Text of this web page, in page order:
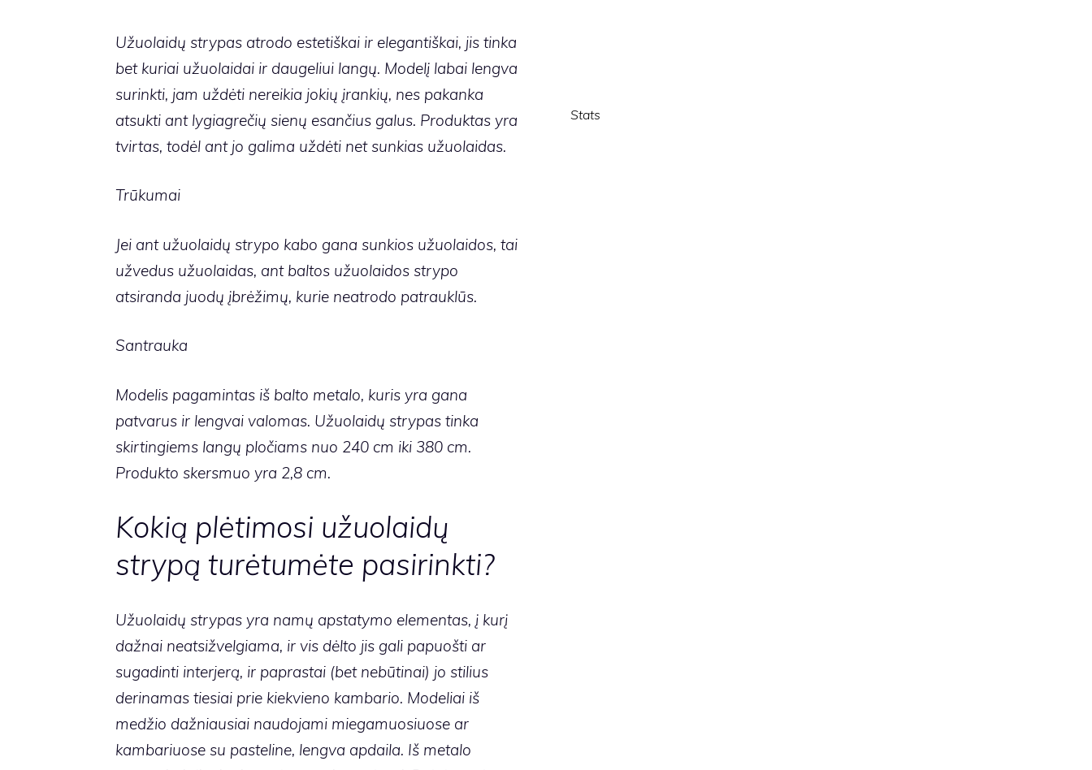
Užuolaidų strypas atrodo estetiškai ir elegantiškai, jis tinka
bet kuriai užuolaidai ir daugeliui langų. Modelį labai lengva
surinkti, jam uždėti nereikia jokių įrankių, nes pakanka
atsukti ant lygiagrečių sienų esančius galus. Produktas yra
tvirtas, todėl ant jo galima uždėti net sunkias užuolaidas.
Trūkumai
Jei ant užuolaidų strypo kabo gana sunkios užuolaidos, tai
užvedus užuolaidas, ant baltos užuolaidos strypo
atsiranda juodų įbrėžimų, kurie neatrodo patrauklūs.
Santrauka
Modelis pagamintas iš balto metalo, kuris yra gana
patvarus ir lengvai valomas. Užuolaidų strypas tinka
skirtingiems langų pločiams nuo 240 cm iki 380 cm.
Produkto skersmuo yra 2,8 cm.
Kokią plėtimosi užuolaidų
strypą turėtumėte pasirinkti?
Užuolaidų strypas yra namų apstatymo elementas, į kurį
dažnai neatsižvelgiama, ir vis dėlto jis gali papuošti ar
sugadinti interjerą, ir paprastai (bet nebūtinai) jo stilius
derinamas tiesiai prie kiekvieno kambario. Modeliai iš
medžio dažniausiai naudojami miegamuosiuose ar
kambariuose su pasteline, lengva apdaila. Iš metalo
Stats